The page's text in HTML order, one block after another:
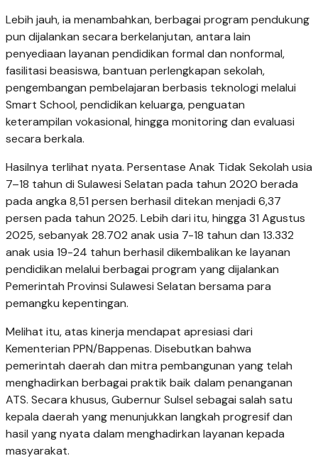
Lebih jauh, ia menambahkan, berbagai program pendukung
pun dijalankan secara berkelanjutan, antara lain
penyediaan layanan pendidikan formal dan nonformal,
fasilitasi beasiswa, bantuan perlengkapan sekolah,
pengembangan pembelajaran berbasis teknologi melalui
Smart School, pendidikan keluarga, penguatan
keterampilan vokasional, hingga monitoring dan evaluasi
secara berkala.
Hasilnya terlihat nyata. Persentase Anak Tidak Sekolah usia
7–18 tahun di Sulawesi Selatan pada tahun 2020 berada
pada angka 8,51 persen berhasil ditekan menjadi 6,37
persen pada tahun 2025. Lebih dari itu, hingga 31 Agustus
2025, sebanyak 28.702 anak usia 7-18 tahun dan 13.332
anak usia 19-24 tahun berhasil dikembalikan ke layanan
pendidikan melalui berbagai program yang dijalankan
Pemerintah Provinsi Sulawesi Selatan bersama para
pemangku kepentingan.
Melihat itu, atas kinerja mendapat apresiasi dari
Kementerian PPN/Bappenas. Disebutkan bahwa
pemerintah daerah dan mitra pembangunan yang telah
menghadirkan berbagai praktik baik dalam penanganan
ATS. Secara khusus, Gubernur Sulsel sebagai salah satu
kepala daerah yang menunjukkan langkah progresif dan
hasil yang nyata dalam menghadirkan layanan kepada
masyarakat.